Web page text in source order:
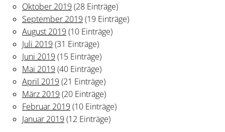
Oktober 2019 (28 Einträge)
September 2019 (19 Einträge)
August 2019 (10 Einträge)
Juli 2019 (31 Einträge)
Juni 2019 (15 Einträge)
Mai 2019 (40 Einträge)
April 2019 (21 Einträge)
März 2019 (20 Einträge)
Februar 2019 (10 Einträge)
Januar 2019 (12 Einträge)